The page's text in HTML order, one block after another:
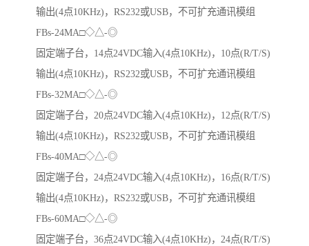
输出(4点10KHz)，RS232或USB，不可扩充通讯模组
FBs-24MA□◇△-◎
固定端子台，14点24VDC输入(4点10KHz)，10点(R/T/S)
输出(4点10KHz)，RS232或USB，不可扩充通讯模组
FBs-32MA□◇△-◎
固定端子台，20点24VDC输入(4点10KHz)，12点(R/T/S)
输出(4点10KHz)，RS232或USB，不可扩充通讯模组
FBs-40MA□◇△-◎
固定端子台，24点24VDC输入(4点10KHz)，16点(R/T/S)
输出(4点10KHz)，RS232或USB，不可扩充通讯模组
FBs-60MA□◇△-◎
固定端子台，36点24VDC输入(4点10KHz)，24点(R/T/S)